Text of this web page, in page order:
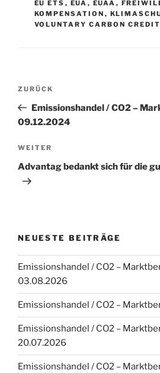
EU ETS , EUA , EUAA ,
KOMPENSATION ,
VOLUNTARY CARBON
Beitragsnavigation
Vorheriger
Beitrag
ZURÜCK
Emissionshandel / CO2 –
09.12.2024
Nächster
Beitrag
WEITER
Advantag bedankt sich für die
NEUESTE BEITRÄGE
Emissionshandel / CO2 –
03.08.2026
Emissionshandel / CO2 –
Emissionshandel / CO2 –
20.07.2026
Emissionshandel / CO2 –